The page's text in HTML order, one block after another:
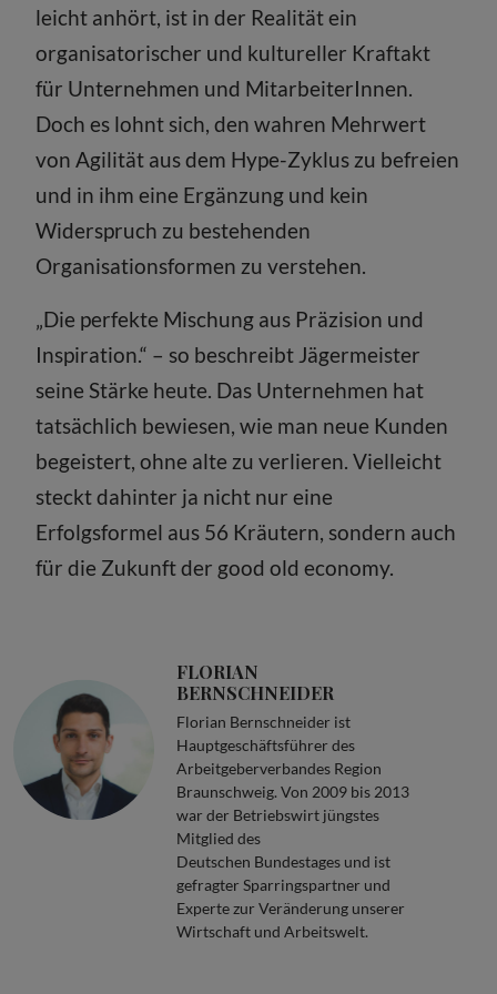
leicht anhört, ist in der Realität ein
organisatorischer und kultureller Kraftakt
für Unternehmen und MitarbeiterInnen.
Doch es lohnt sich, den wahren Mehrwert
von Agilität aus dem Hype-Zyklus zu befreien
und in ihm eine Ergänzung und kein
Widerspruch zu bestehenden
Organisationsformen zu verstehen.
„Die perfekte Mischung aus Präzision und
Inspiration.“ – so beschreibt Jägermeister
seine Stärke heute. Das Unternehmen hat
tatsächlich bewiesen, wie man neue Kunden
begeistert, ohne alte zu verlieren. Vielleicht
steckt dahinter ja nicht nur eine
Erfolgsformel aus 56 Kräutern, sondern auch
für die Zukunft der good old economy.
FLORIAN
BERNSCHNEIDER
Florian Bernschneider ist
Hauptgeschäftsführer des
Arbeitgeberverbandes Region
Braunschweig. Von 2009 bis 2013
war der Betriebswirt jüngstes
Mitglied des
Deutschen Bundestages und ist
gefragter Sparringspartner und
Experte zur Veränderung unserer
Wirtschaft und Arbeitswelt.